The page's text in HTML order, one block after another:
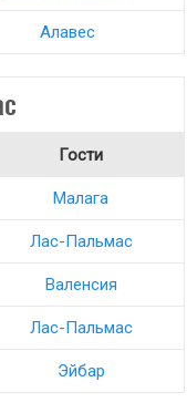
Алавес
Гости
Малага
Лас-Пальмас
Валенсия
Лас-Пальмас
Эйбар